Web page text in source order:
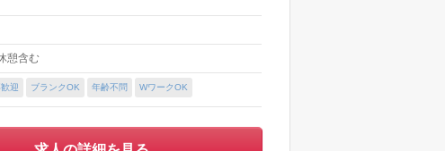
憩含む
迎 ブランクOK 年齢不問 WワークOK